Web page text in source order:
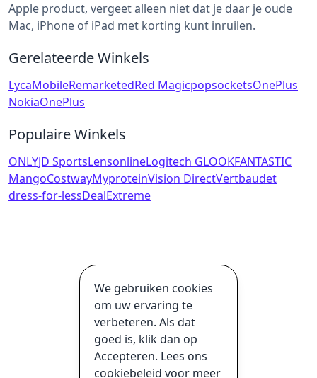
Apple product, vergeet alleen niet dat je daar je oude
Mac, iPhone of iPad met korting kunt inruilen.
Gerelateerde Winkels
LycaMobileRemarketedRed MagicpopsocketsOnePlus
NokiaOnePlus
Populaire Winkels
ONLYJD SportsLensonlineLogitech GLOOKFANTASTIC
MangoCostwayMyproteinVision DirectVertbaudet
dress-for-lessDealExtreme
We gebruiken cookies
om uw ervaring te
verbeteren. Als dat
goed is, klik dan op
Accepteren. Lees ons
cookiebeleid voor meer